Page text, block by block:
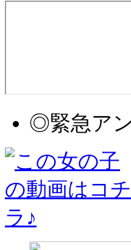
◎緊急ア